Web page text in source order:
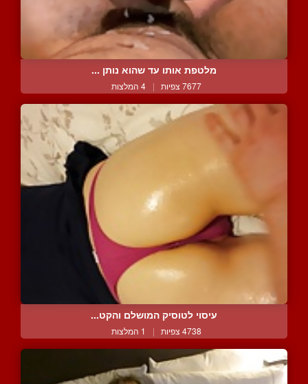
מלטפת אותו עד שהוא נותן ...
7677 צפיות | 4 המלצות
עיסוי לטוסיק המושלם והקט...
4738 צפיות | 1 המלצות